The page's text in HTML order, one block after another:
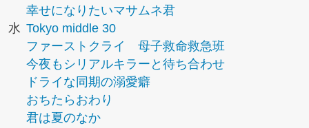
幸せになりたいマサムネ君
水 Tokyo middle 30
ファーストクライ 母子救命救急班
今夜もシリアルキラーと待ち合わせ
ドライな同期の溺愛癖
おちたらおわり
君は夏のなか